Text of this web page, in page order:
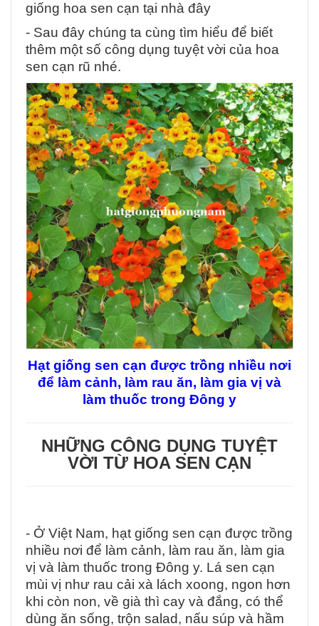
giống hoa sen cạn tại nhà đây
- Sau đây chúng ta cùng tìm hiểu để biết
thêm một số công dụng tuyệt vời của hoa
sen cạn rũ nhé.
Hạt giống sen cạn được trồng nhiều nơi
để làm cảnh, làm rau ăn, làm gia vị và
làm thuốc trong Đông y
NHỮNG CÔNG DỤNG TUYỆT
VỜI TỪ HOA SEN CẠN
- Ở Việt Nam, hạt giống sen cạn được trồng
nhiều nơi để làm cảnh, làm rau ăn, làm gia
vị và làm thuốc trong Đông y. Lá sen cạn
mùi vị như rau cải xà lách xoong, ngon hơn
khi còn non, về già thì cay và đắng, có thể
dùng ăn sống, trộn salad, nấu súp và hầm